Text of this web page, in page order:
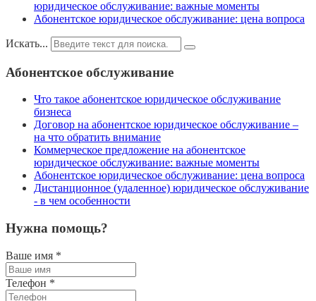
юридическое обслуживание: важные моменты
Абонентское юридическое обслуживание: цена вопроса
Искать...
Абонентское обслуживание
Что такое абонентское юридическое обслуживание
бизнеса
Договор на абонентское юридическое обслуживание –
на что обратить внимание
Коммерческое предложение на абонентское
юридическое обслуживание: важные моменты
Абонентское юридическое обслуживание: цена вопроса
Дистанционное (удаленное) юридическое обслуживание
- в чем особенности
Нужна помощь?
Ваше имя *
Телефон *